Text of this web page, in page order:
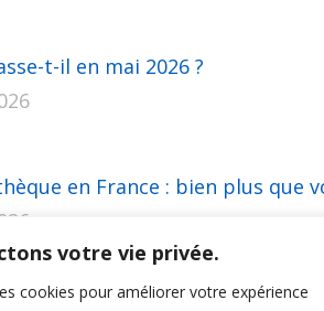
votre vie privée.
cookies pour améliorer votre expérience
t-il en mai 2026 ?
en France : bien plus que